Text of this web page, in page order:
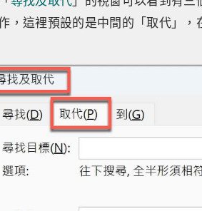
，這裡預設的是中間的「取代」，